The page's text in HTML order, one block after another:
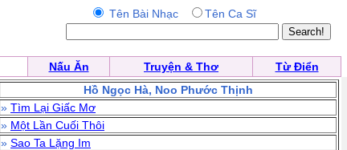
Tên Bài Nhạc Tên Ca Sĩ
Nấu Ăn Truyện & Thơ
Từ Điển
Hồ Ngọc Hà, Noo Phước Thịnh
» Tìm Lại Giấc Mơ
» Một Lần Cuối Thôi
» Sao Ta Lặng Im